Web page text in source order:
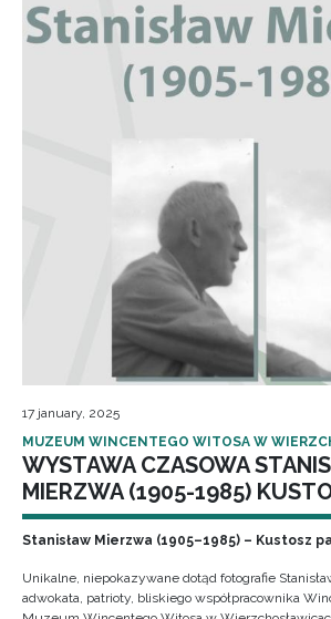
17 january, 2025
MUZEUM WINCENTEGO WITOSA W
WYSTAWA CZASOWA
MIERZWA (1905-1985)
Stanisław Mierzwa (1905–1985) – Kustosz
Unikalne, niepokazywane dotąd fotografie
adwokata, patrioty, bliskiego współpracownika